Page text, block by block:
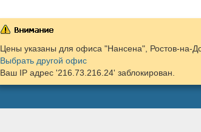
Цены указаны для офиса "Нансена", Ростов-на-
Выбрать другой офис
Ваш IP адрес '216.73.216.24' заблокирован.